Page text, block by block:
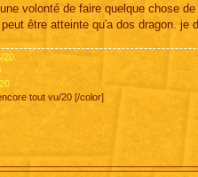
volonté de faire quelque chose
être atteinte qu'a dos dragon. je
tout vu/20 [/color]